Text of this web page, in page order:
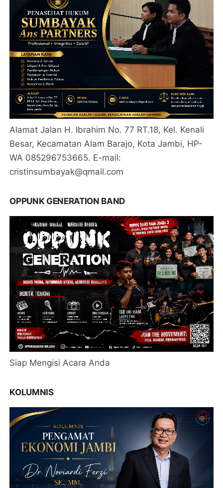
Alamat Jalan H. Ibrahim No. 77 RT.18, Kel. Kenali
Besar, Kecamatan Alam Barajo, Kota Jambi, HP-
WA 085296753665. E-mail:
cristinsumbayak@qmail.com
OPPUNK GENERATION BAND
Siap Mengisi Acara Anda
KOLUMNIS